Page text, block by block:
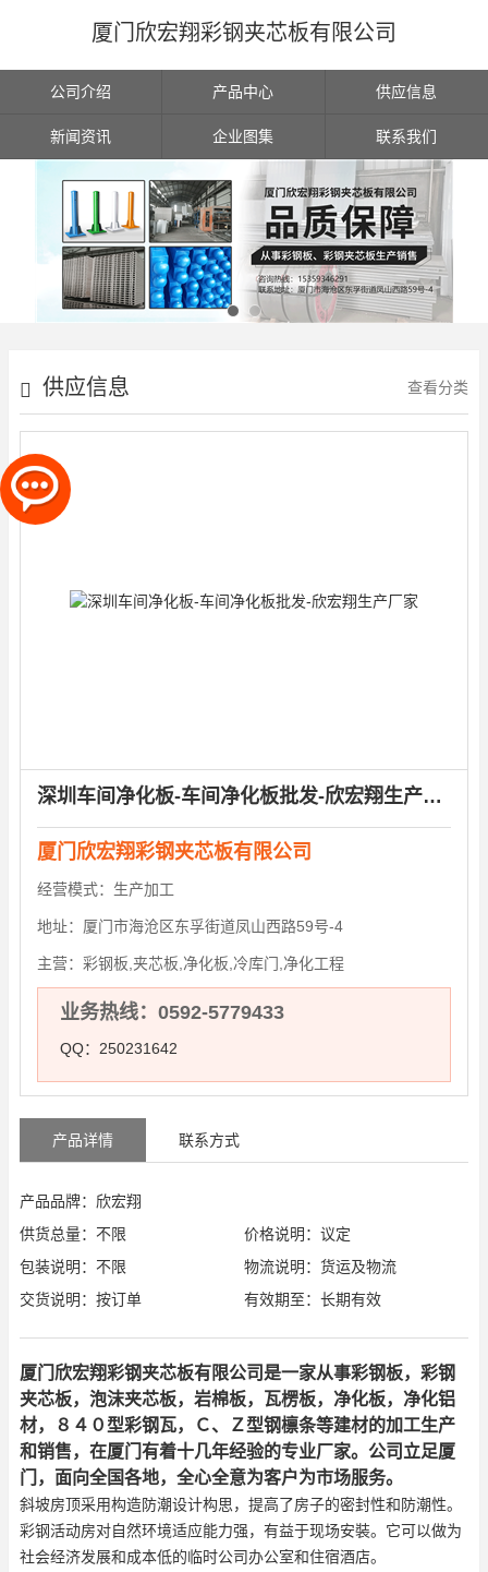
厦门欣宏翔彩钢夹芯板有限公司
公司介绍 产品中心 供应信息
新闻资讯 企业图集 联系我们
供应信息 查看分类
深圳车间净化板-车间净化板批发-欣宏翔生产厂家
厦门欣宏翔彩钢夹芯板有限公司
经营模式： 生产加工
地址： 厦门市海沧区东孚街道凤山西路59号-4
主营： 彩钢板,夹芯板,净化板,冷库门,净化工程
业务热线：0592-5779433
QQ：250231642
产品详情 联系方式
产品品牌：欣宏翔
供货总量：不限
价格说明：议定
包装说明：不限
物流说明：货运及物流
交货说明：按订单
有效期至：长期有效
厦门欣宏翔彩钢夹芯板有限公司是一家从事彩钢板，彩钢
夹芯板，泡沫夹芯板，岩棉板，瓦楞板，净化板，净化铝
材，８４０型彩钢瓦，Ｃ、Ｚ型钢檩条等建材的加工生产
和销售，在厦门有着十几年经验的专业厂家。公司立足厦
门，面向全国各地，全心全意为客户为市场服务。
斜坡房顶采用构造防潮设计构思，提高了房子的密封性和防潮性。
彩钢活动房对自然环境适应能力强，有益于现场安裝。它可以做为
社会经济发展和成本低的临时公司办公室和住宿酒店。